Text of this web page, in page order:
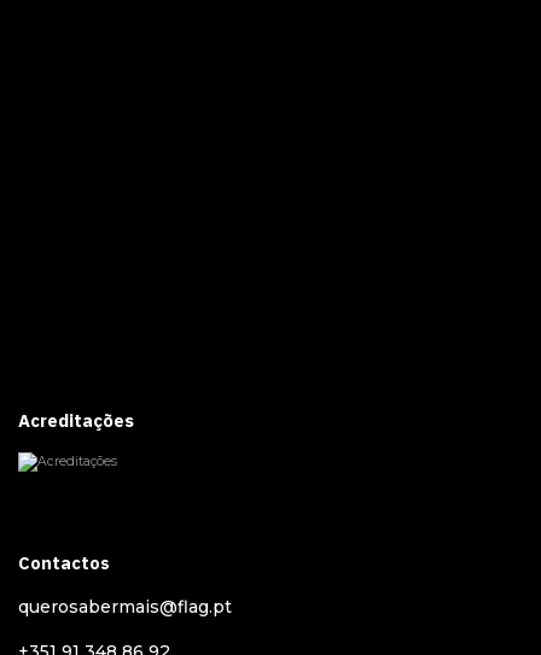
Acreditações
Contactos
querosabermais@flag.pt